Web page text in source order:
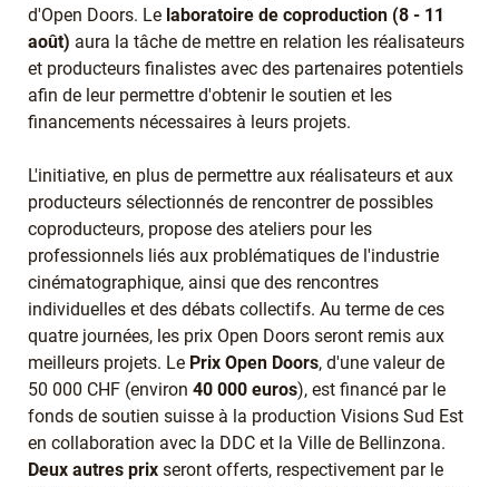
d'Open Doors. Le laboratoire de coproduction (8 - 11
août) aura la tâche de mettre en relation les réalisateurs
et producteurs finalistes avec des partenaires potentiels
afin de leur permettre d'obtenir le soutien et les
financements nécessaires à leurs projets.
L'initiative, en plus de permettre aux réalisateurs et aux
producteurs sélectionnés de rencontrer de possibles
coproducteurs, propose des ateliers pour les
professionnels liés aux problématiques de l'industrie
cinématographique, ainsi que des rencontres
individuelles et des débats collectifs. Au terme de ces
quatre journées, les prix Open Doors seront remis aux
meilleurs projets. Le Prix Open Doors, d'une valeur de
50 000 CHF (environ 40 000 euros), est financé par le
fonds de soutien suisse à la production Visions Sud Est
en collaboration avec la DDC et la Ville de Bellinzona.
Deux autres prix seront offerts, respectivement par le